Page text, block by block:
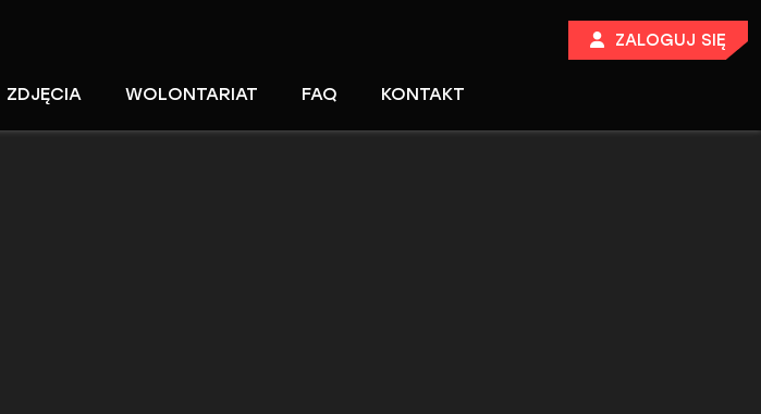
ZALOGUJ SIĘ
ZDJĘCIA WOLONTARIAT FAQ KONTAKT